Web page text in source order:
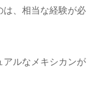
は、相当な経験が必
ルなメキシカンが